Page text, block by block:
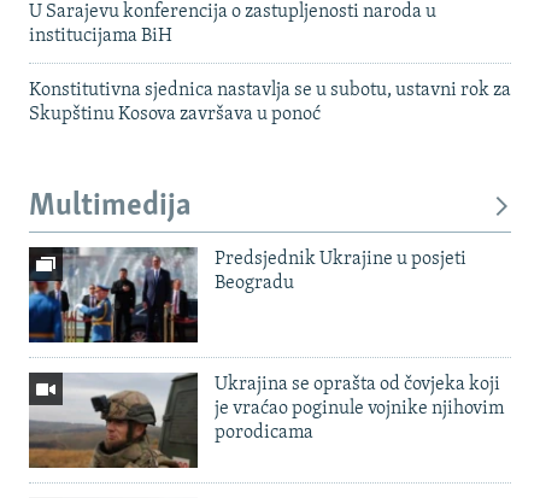
U Sarajevu konferencija o zastupljenosti naroda u
institucijama BiH
Konstitutivna sjednica nastavlja se u subotu, ustavni rok za
Skupštinu Kosova završava u ponoć
Multimedija
Predsjednik Ukrajine u posjeti
Beogradu
Ukrajina se oprašta od čovjeka koji
je vraćao poginule vojnike njihovim
porodicama